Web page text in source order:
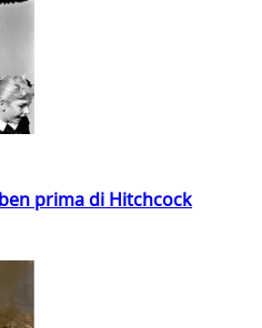
prima di Hitchcock